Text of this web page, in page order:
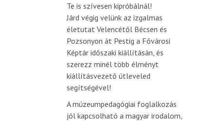
Te is szívesen kipróbálnál!
Járd végig velünk az izgalmas
életutat Velencétől Bécsen és
Pozsonyon át Pestig a Fővárosi
Képtár időszaki kiállításán, és
szerezz minél több élményt
kiállításvezető útleveled
segítségével!
A múzeumpedagógiai foglalkozás
jól kapcsolható a magyar irodalom,